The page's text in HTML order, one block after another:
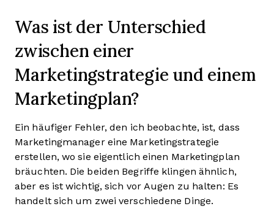
Was ist der Unterschied
zwischen einer
Marketingstrategie und einem
Marketingplan?
Ein häufiger Fehler, den ich beobachte, ist, dass
Marketingmanager eine Marketingstrategie
erstellen, wo sie eigentlich einen Marketingplan
bräuchten. Die beiden Begriffe klingen ähnlich,
aber es ist wichtig, sich vor Augen zu halten: Es
handelt sich um zwei verschiedene Dinge.